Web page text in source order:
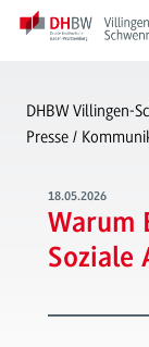
DHBW Villingen-
Presse /
18.05.2026
Warum
Soziale